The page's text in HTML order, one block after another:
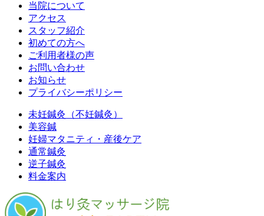
当院について
アクセス
スタッフ紹介
初めての方へ
ご利用者様の声
お問い合わせ
お知らせ
プライバシーポリシー
未妊鍼灸（不妊鍼灸）
美容鍼
妊婦マタニティ・産後ケア
通常鍼灸
逆子鍼灸
料金案内